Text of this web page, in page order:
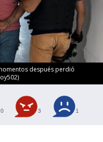
después perdió
0 3 1